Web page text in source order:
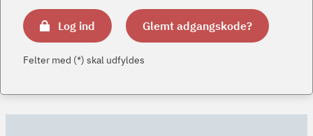
Log ind Glemt adgangskode?
Felter med (*) skal udfyldes